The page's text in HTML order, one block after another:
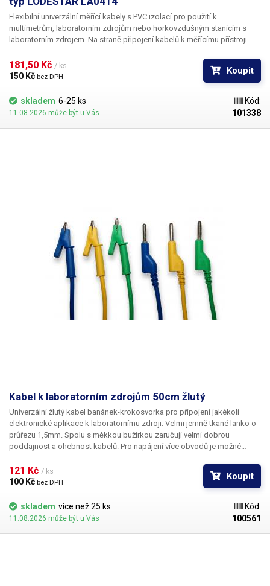
Flexibilní univerzální měřící kabely s PVC izolací pro použití k
multimetrům, laboratorním zdrojům nebo horkovzdušným stanicím s
laboratorním zdrojem. Na straně připojení kabelů k měřícímu přístroji
činí všestranně použitelné pro zasunutí do libovolného provedení
banánkových vývodů.
181,50 Kč / ks
150 Kč bez DPH
Koupit
skladem 6-25 ks
11.08.2026 může být u Vás
Kód:
101338
Kabel k laboratorním zdrojům 50cm žlutý
Univerzální žlutý kabel banánek-krokosvorka pro připojení jakékoli
elektronické aplikace k laboratornímu zdroji. Velmi jemně tkané lanko o
průřezu 1,5mm. Spolu s měkkou bužírkou zaručují velmi dobrou
poddajnost a ohebnost kabelů. Pro napájení více obvodů je možné
několika barevných provedeních pro rozlišení polarity: červená, černá,
modrá, žlutá, zelená.
121 Kč / ks
100 Kč bez DPH
Koupit
skladem více než 25 ks
11.08.2026 může být u Vás
Kód:
100561